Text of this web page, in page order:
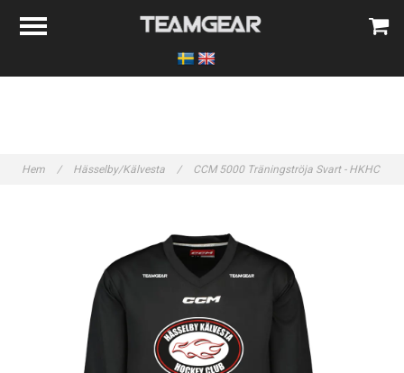
Hem / Hässelby/Kälvesta / CCM 5000 Träningströja Svart - HKHC